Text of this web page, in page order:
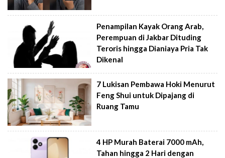
Penampilan Kayak Orang Arab,
Perempuan di Jakbar Dituding
Teroris hingga Dianiaya Pria Tak
Dikenal
7 Lukisan Pembawa Hoki Menurut
Feng Shui untuk Dipajang di
Ruang Tamu
4 HP Murah Baterai 7000 mAh,
Tahan hingga 2 Hari dengan